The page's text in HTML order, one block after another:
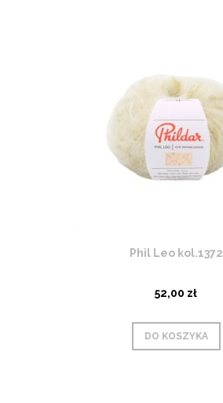
Phil Leo kol.1372
52,00 zł
DO KOSZYKA